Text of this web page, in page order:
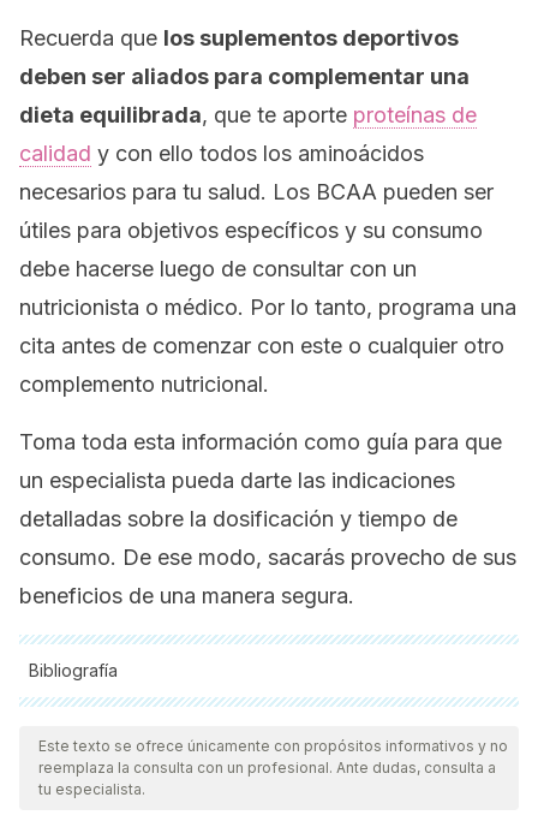
Recuerda que los suplementos deportivos
deben ser aliados para complementar una
dieta equilibrada, que te aporte proteínas de
calidad y con ello todos los aminoácidos
necesarios para tu salud. Los BCAA pueden ser
útiles para objetivos específicos y su consumo
debe hacerse luego de consultar con un
nutricionista o médico. Por lo tanto, programa una
cita antes de comenzar con este o cualquier otro
complemento nutricional.
Toma toda esta información como guía para que
un especialista pueda darte las indicaciones
detalladas sobre la dosificación y tiempo de
consumo. De ese modo, sacarás provecho de sus
beneficios de una manera segura.
Bibliografía
Todas las fuentes citadas fueron revisadas a profundidad por
nuestro equipo, para asegurar su calidad, confiabilidad,
vigencia y validez.La bibliografía de este artículo fue
Este texto se ofrece únicamente con propósitos informativos y no
reemplaza la consulta con un profesional. Ante dudas, consulta a
tu especialista.